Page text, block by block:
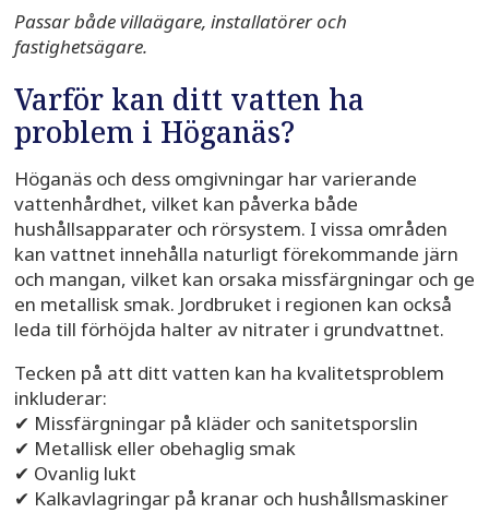
Passar både villaägare, installatörer och
fastighetsägare.
Varför kan ditt vatten ha
problem i Höganäs?
Höganäs och dess omgivningar har varierande
vattenhårdhet, vilket kan påverka både
hushållsapparater och rörsystem. I vissa områden
kan vattnet innehålla naturligt förekommande järn
och mangan, vilket kan orsaka missfärgningar och ge
en metallisk smak. Jordbruket i regionen kan också
leda till förhöjda halter av nitrater i grundvattnet.
Tecken på att ditt vatten kan ha kvalitetsproblem
inkluderar:
✔ Missfärgningar på kläder och sanitetsporslin
✔ Metallisk eller obehaglig smak
✔ Ovanlig lukt
✔ Kalkavlagringar på kranar och hushållsmaskiner